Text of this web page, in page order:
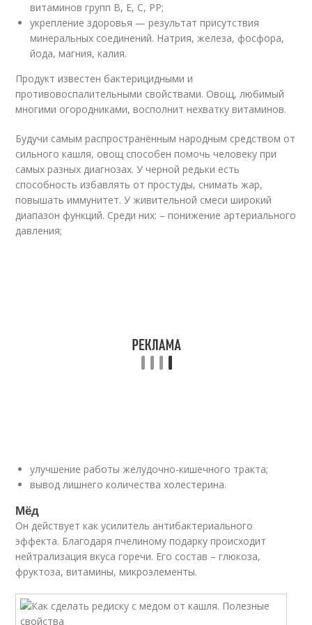
витаминов групп В, Е, С, РР;
укрепление здоровья — результат присутствия
минеральных соединений. Натрия, железа, фосфора,
йода, магния, калия.
Продукт известен бактерицидными и
противовоспалительными свойствами. Овощ, любимый
многими огородниками, восполнит нехватку витаминов.
Будучи самым распространённым народным средством от
сильного кашля, овощ способен помочь человеку при
самых разных диагнозах. У черной редьки есть
способность избавлять от простуды, снимать жар,
повышать иммунитет. У живительной смеси широкий
диапазон функций. Среди них: – понижение артериального
давления;
улучшение работы желудочно-кишечного тракта;
вывод лишнего количества холестерина.
Мёд
Он действует как усилитель антибактериального
эффекта. Благодаря пчелиному подарку происходит
нейтрализация вкуса горечи. Его состав – глюкоза,
фруктоза, витамины, микроэлементы.